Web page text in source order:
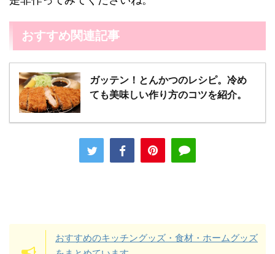
おすすめ関連記事
ガッテン！とんかつのレシピ。冷め
ても美味しい作り方のコツを紹介。
おすすめのキッチングッズ・食材・ホームグッズ